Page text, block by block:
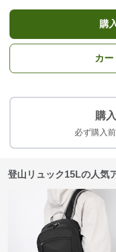
購
カ
購
必ず購入
登山リュック15Lの人気